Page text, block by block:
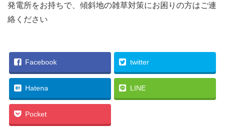
発電所をお持ちで、傾斜地の雑草対策にお困りの方はご連
絡ください
Facebook twitter
Hatena LINE
Pocket